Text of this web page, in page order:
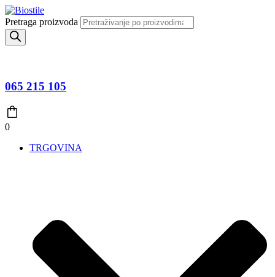
Pretraga proizvoda
065 215 105
0
TRGOVINA